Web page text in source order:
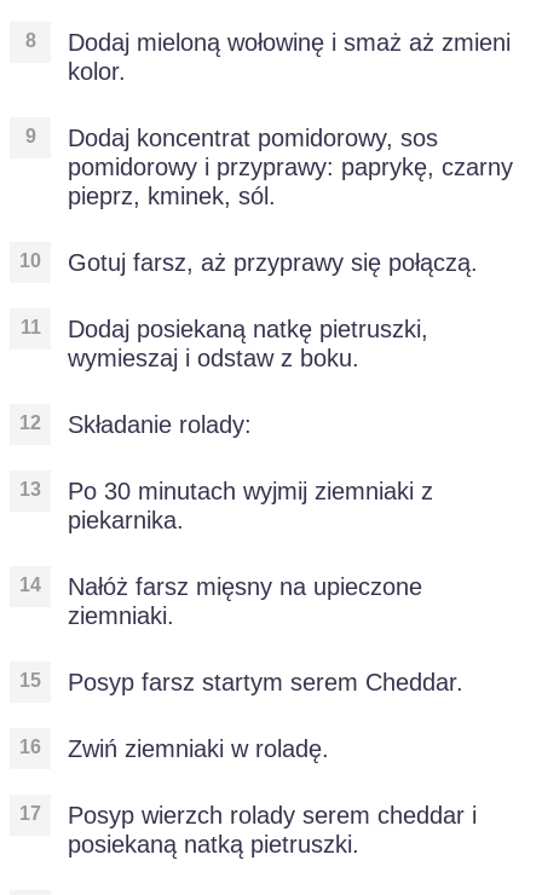
Dodaj mieloną wołowinę i smaż aż zmieni
kolor.
Dodaj koncentrat pomidorowy, sos
pomidorowy i przyprawy: paprykę, czarny
pieprz, kminek, sól.
Gotuj farsz, aż przyprawy się połączą.
Dodaj posiekaną natkę pietruszki,
wymieszaj i odstaw z boku.
Składanie rolady:
Po 30 minutach wyjmij ziemniaki z
piekarnika.
Nałóż farsz mięsny na upieczone
ziemniaki.
Posyp farsz startym serem Cheddar.
Zwiń ziemniaki w roladę.
Posyp wierzch rolady serem cheddar i
posiekaną natką pietruszki.